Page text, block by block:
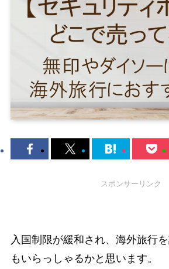
スポンサーリンク
入国制限が緩和され、海外旅行
もいらっしゃるかと思います。